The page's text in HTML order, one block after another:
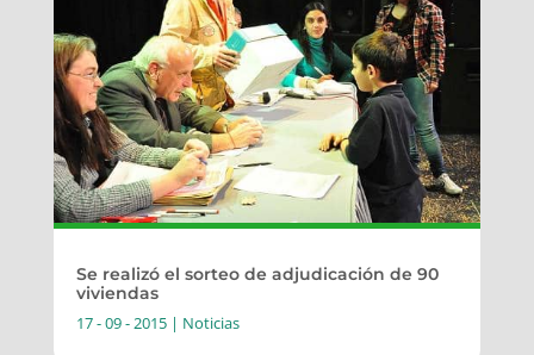
Se realizó el sorteo de adjudicación de 90
viviendas
17 - 09 - 2015| Noticias